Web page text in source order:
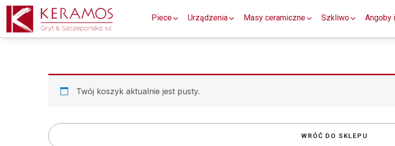
Piece Urządzenia Masy ceramiczne Szkliwo Angoby
Twój koszyk aktualnie jest pusty.
WRÓĆ DO SKLEPU